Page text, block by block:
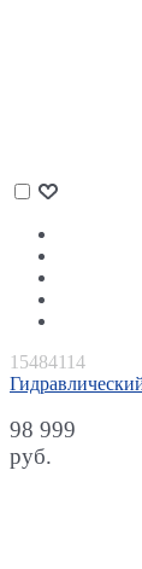
15484114
98 999
руб.